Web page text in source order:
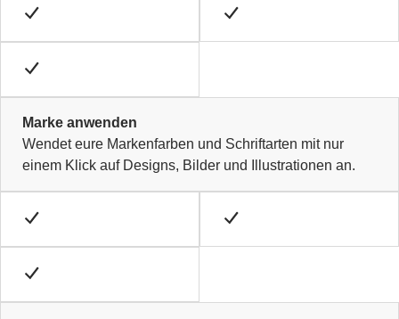
Marke anwenden
Wendet eure Markenfarben und Schriftarten mit nur
einem Klick auf Designs, Bilder und Illustrationen an.